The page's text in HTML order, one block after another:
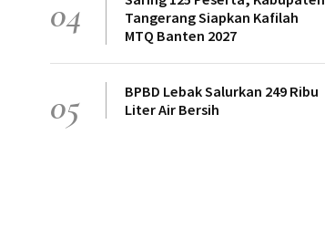
04
Tangerang Siapkan Kafilah
MTQ Banten 2027
05
BPBD Lebak Salurkan 249 Ribu
Liter Air Bersih